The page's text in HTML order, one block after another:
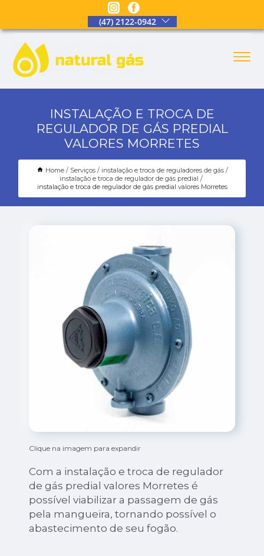
(47) 2122-0942
INSTALAÇÃO E TROCA DE
REGULADOR DE GÁS PREDIAL
VALORES MORRETES
Home Serviços
instalação e troca de reguladores de gás
instalação e troca de regulador de gás predial
instalação e troca de regulador de gás predial valores Morretes
Clique na imagem para expandir
Com a instalação e troca de regulador
de gás predial valores Morretes é
possível viabilizar a passagem de gás
pela mangueira, tornando possível o
abastecimento de seu fogão.